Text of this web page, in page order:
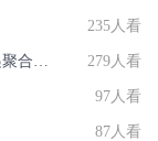
235人看
279人看
97人看
87人看